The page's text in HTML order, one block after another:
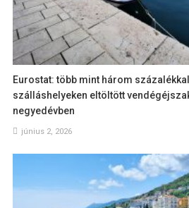
Eurostat: több mint három
szálláshelyeken eltöltött
negyedévben
június 2, 2026